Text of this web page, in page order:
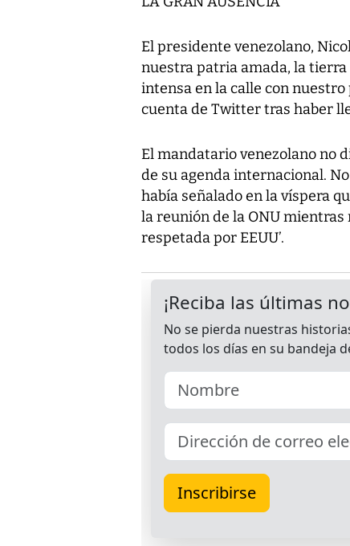
El presidente venezolano,
nuestra patria amada, la tierra
intensa en la calle con nuestro
cuenta de Twitter tras haber
El mandatario venezolano no
de su agenda internacional.
había señalado en la víspera
la reunión de la ONU
respetada por EEUU’.